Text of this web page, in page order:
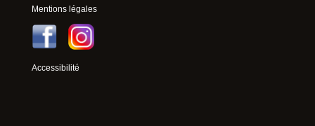
Mentions légales
Accessibilité